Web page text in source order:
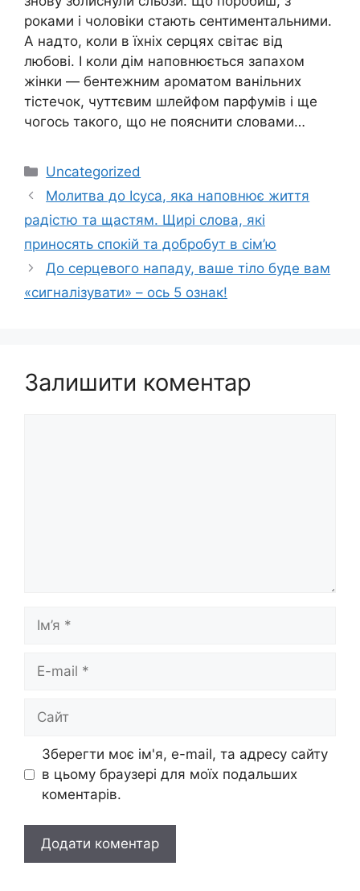
роками і чоловіки стають сентиментальними.
А надто, коли в їхніх серцях світає від
любові. І коли дім наповнюється запахом
жінки — бентежним ароматом ванільних
тістечок, чуттєвим шлейфом парфумів і ще
чогось такого, що не пояснити словами…
Категорії
Uncategorized
Молитва до Ісуса, яка наповнює життя
радістю та щастям. Щирі слова, які
приносять спокій та добробут в сім’ю
До серцевого нападу, ваше тіло буде вам
«сигналізувати» – ось 5 ознак!
Залишити коментар
mail
Зберегти моє ім'я, e-mail, та адресу сайту
в цьому браузері для моїх подальших
коментарів.